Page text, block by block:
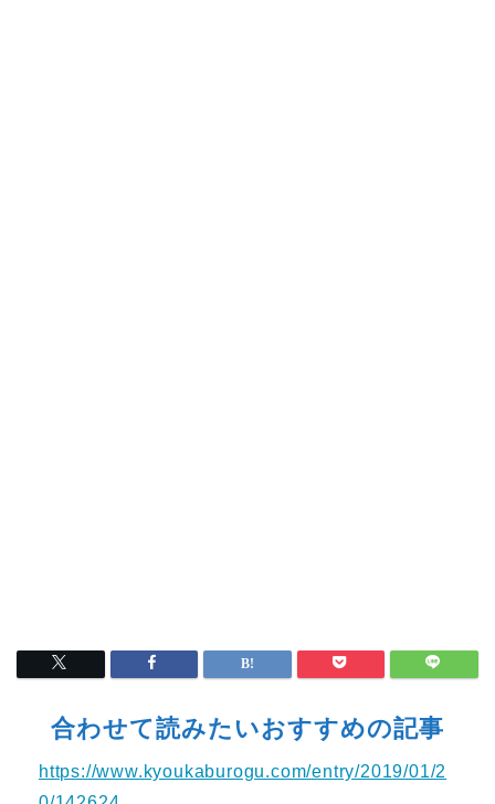
合わせて読みたいおすすめの記事
https://www.kyoukaburogu.com/entry/2019/01/2